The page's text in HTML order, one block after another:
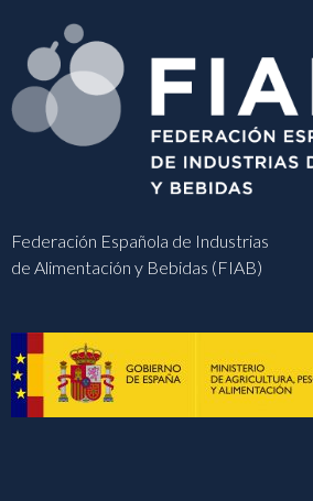
Federación Española de Industrias
de Alimentación y Bebidas (FIAB)